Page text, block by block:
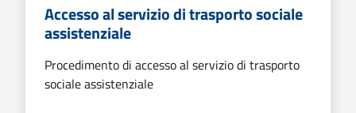
Accesso al servizio di trasporto sociale
assistenziale
Procedimento di accesso al servizio di trasporto
sociale assistenziale